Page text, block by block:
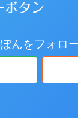
ボタン
んをフォロ